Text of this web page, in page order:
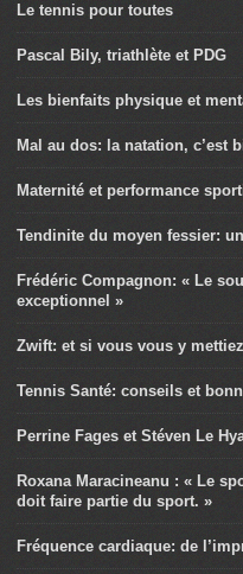
Le tennis pour toutes
Pascal Bily, triathlète et PDG
Les bienfaits physique et
Mal au dos: la natation, c’est
Maternité et performance
Tendinite du moyen fessier:
Frédéric Compagnon: « Le
exceptionnel »
Zwift: et si vous vous y
Tennis Santé: conseils et
Perrine Fages et Stéven Le
Roxana Maracineanu : « Le
doit faire partie du sport. »
Fréquence cardiaque: de